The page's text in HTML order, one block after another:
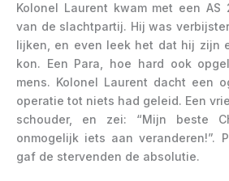
Kolonel Laurent kwam met een
van de slachtpartij. Hij was
lijken, en even leek het dat hij zijn
kon. Een Para, hoe hard ook
mens. Kolonel Laurent dacht een
operatie tot niets had geleid. Een
schouder, en zei: “Mijn beste
onmogelijk iets aan veranderen!”.
gaf de stervenden de absolutie.